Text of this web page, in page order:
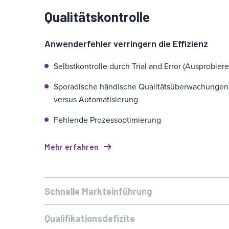
Qualitätskontrolle
Anwenderfehler verringern die Effizienz
Selbstkontrolle durch Trial and Error
Sporadische händische Qualitätsüberwachungen
versus Automatisierung
Fehlende Prozessoptimierung
Mehr erfahren
Schnelle Markteinführung
Prozesseinstellungen und Werkzeugentwicklungen
nach dem Trial-and-Error-Prinzip verzögern die
Markteinführung von Werkzeugen
Wiederholende Werkzeugschleifen kosten viel
Mehr erfahren
Qualifikationsdefizite
Qualifikationsdefizite und mangelnde Schulung
Trial-and-Error-Verarbeitungstechniken durch
Mehr erfahren